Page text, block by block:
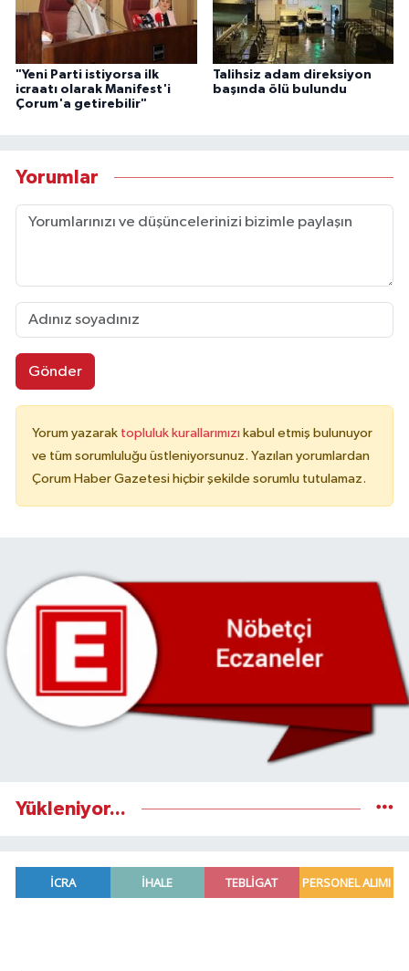
"Yeni Parti istiyorsa ilk
icraatı olarak Manifest'i
Çorum'a getirebilir"
Talihsiz adam direksiyon
başında ölü bulundu
Yorumlar
Gönder
Yorum yazarak topluluk kurallarımızı kabul etmiş bulunuyor
ve tüm sorumluluğu üstleniyorsunuz. Yazılan yorumlardan
Çorum Haber Gazetesi hiçbir şekilde sorumlu tutulamaz.
Yükleniyor...